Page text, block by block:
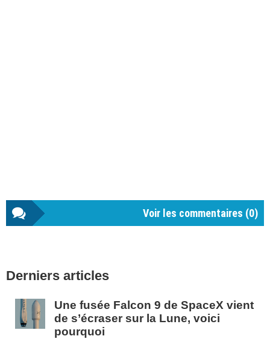
Voir les commentaires (0)
latérale
Derniers articles
Une fusée Falcon 9 de SpaceX vient
de s’écraser sur la Lune, voici
pourquoi